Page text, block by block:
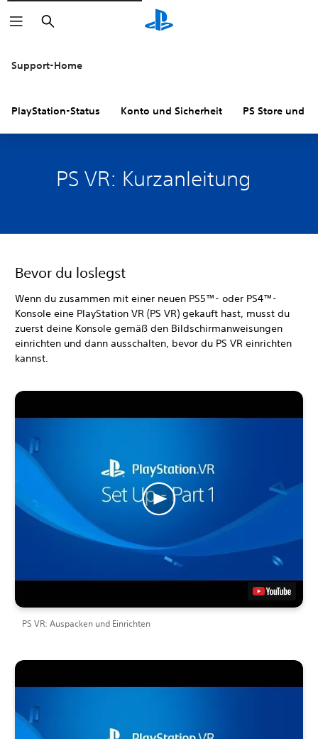
Suchen
Support-Home
PlayStation-Status Konto und Sicherheit PS Store und
PS VR: Kurzanleitung
Bevor du loslegst
Wenn du zusammen mit einer neuen PS5™- oder PS4™-
Konsole eine PlayStation VR (PS VR) gekauft hast, musst du
zuerst deine Konsole gemäß den Bildschirmanweisungen
einrichten und dann ausschalten, bevor du PS VR einrichten
kannst.
PS VR: Auspacken und Einrichten